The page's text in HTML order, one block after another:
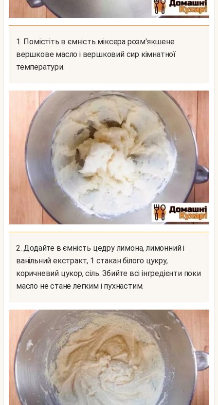
1. Помістіть в ємність міксера розм'якшене
вершкове масло і вершковий сир кімнатної
температури.
2. Додайте в ємність цедру лимона, лимонний і
ванільний екстракт, 1 стакан білого цукру,
коричневий цукор, сіль. Збийте всі інгредієнти поки
масло не стане легким і пухнастим.